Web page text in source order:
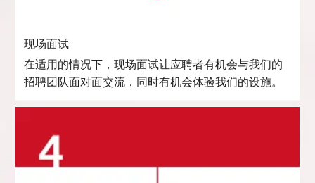
现场面试
在适用的情况下，现场面试让应聘者有机会与我们的
招聘团队面对面交流，同时有机会体验我们的设施。